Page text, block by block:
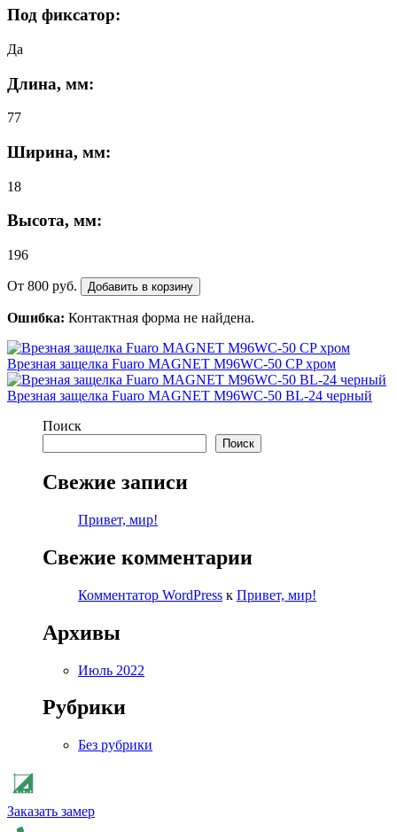
Под фиксатор:
Да
Длина, мм:
77
Ширина, мм:
18
Высота, мм:
196
От 800 руб. Добавить в корзину
Ошибка: Контактная форма не найдена.
Врезная защелка Fuaro MAGNET M96WC-50 CP хром
Врезная защелка Fuaro MAGNET M96WC-50 BL-24 черный
Поиск
Поиск
Свежие записи
Привет, мир!
Свежие комментарии
Комментатор WordPress к Привет, мир!
Архивы
Июль 2022
Рубрики
Без рубрики
Заказать замер